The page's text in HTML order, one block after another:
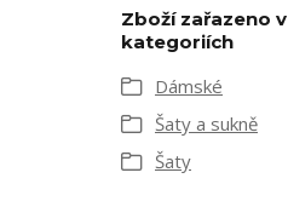
Zboží zařazeno v
kategoriích
Dámské
Šaty a sukně
Šaty